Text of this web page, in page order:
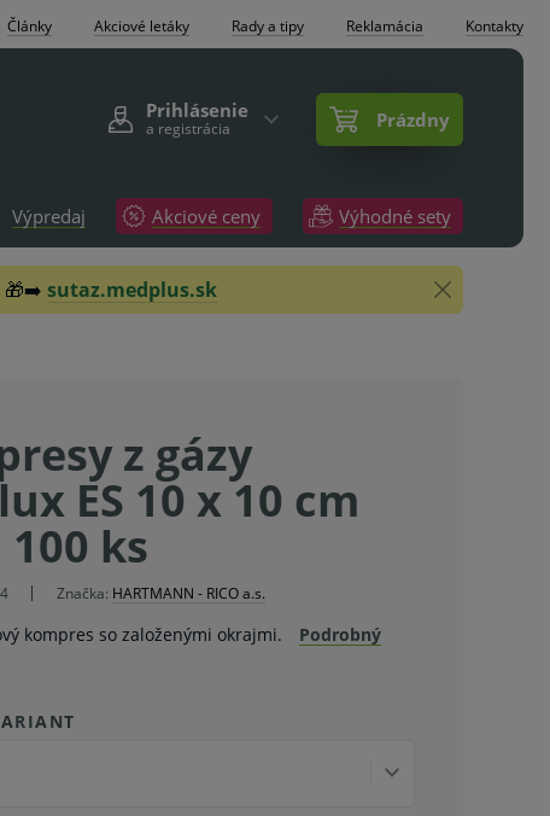
Články Akciové letáky Rady a tipy Reklamácia Kontakty
Prihlásenie
a registrácia Prázdny
Výpredaj Akciové ceny Výhodné sety
🎁➡️ sutaz.medplus.sk
z gázy
ES 10 x 10 cm
ks
Značka: HARTMANN - RICO a.s.
kompres so založenými okrajmi.
Podrobný